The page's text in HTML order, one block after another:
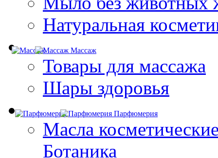
Натуральная
Массаж
Товары для массажа
Шары здоровья
Парфюмерия
Масла
Ботаника